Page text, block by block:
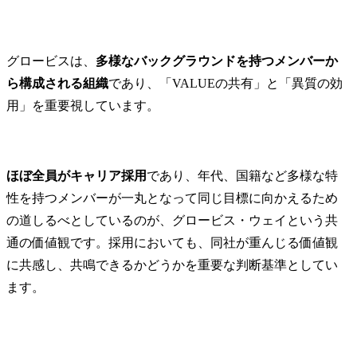
グロービスは、 多様なバックグラウンドを持つメンバーか
ら構成される組織であり、「VALUEの共有」と「異質の効
用」を重要視しています。
ほぼ全員がキャリア採用 であり、年代、国籍など多様な特
性を持つメンバーが一丸となって同じ目標に向かえるため
の道しるべとしているのが、グロービス・ウェイという共
通の価値観です。採用においても、同社が重んじる価値観
に共感し、共鳴できるかどうかを重要な判断基準としてい
ます。